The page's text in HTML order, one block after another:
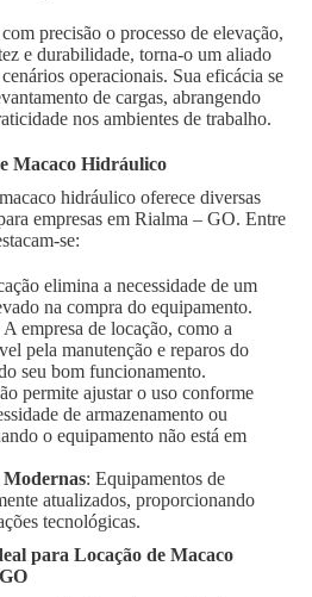
precisão o processo de elevação,
e durabilidade, torna-o um aliado
operacionais. Sua eficácia se
de cargas, abrangendo
nos ambientes de trabalho.
Macaco Hidráulico
hidráulico oferece diversas
empresas em Rialma – GO. Entre
se:
elimina a necessidade de um
na compra do equipamento.
A empresa de locação, como a
pela manutenção e reparos do
seu bom funcionamento.
permite ajustar o uso conforme
de armazenamento ou
o equipamento não está em
Modernas: Equipamentos de
atualizados, proporcionando
tecnológicas.
para Locação de Macaco